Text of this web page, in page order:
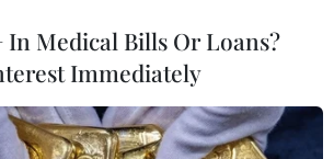
và một người mất tích,
tuyến giao thông bị phá hủy
mưa lớn và nhiều ngôi nhà bị
.
In Medical Bills Or Loans?
Immediately